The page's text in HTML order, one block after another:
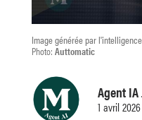
Image générée par
Photo:Auttomatic
Agent
1 avril